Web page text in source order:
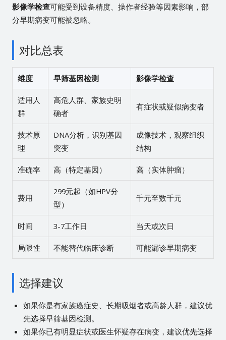
影像学检查可能受到设备精度、操作者经验等因素影响，部
分早期病变可能被忽略。
对比总表
维度 早筛基因检测 影像学检查
适用人
群
高危人群、家族史明
确者
有症状或疑似病变者
技术原
理
DNA分析，识别基因
突变
成像技术，观察组织
结构
准确率 高（特定基因） 高（实体肿瘤）
费用
299元起（如HPV分
型）
千元至数千元
时间 3-7工作日 当天或次日
局限性 不能替代临床诊断 可能漏诊早期病变
选择建议
如果你是有家族癌症史、长期吸烟者或高龄人群，建议优
先选择早筛基因检测。
如果你已有明显症状或医生怀疑存在病变，建议优先选择